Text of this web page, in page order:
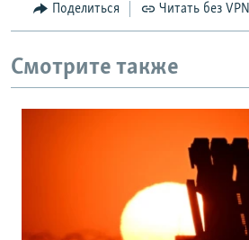
Поделиться Читать без VPN
Смотрите также